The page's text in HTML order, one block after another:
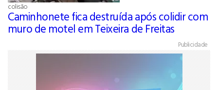
colisão
Caminhonete fica destruída após colidir com
muro de motel em Teixeira de Freitas
Publicidade